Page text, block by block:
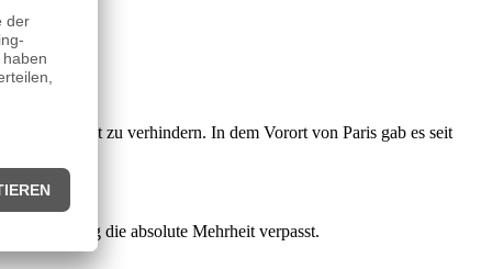
zu verhindern. In dem Vorort von Paris gab es seit
Wahlgang die absolute Mehrheit verpasst.